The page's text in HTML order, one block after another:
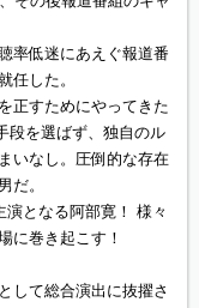
率低迷にあえぐ報道番
任した。
正すためにやってきた
段を選ばず、独自のル
いなし。圧倒的な存在
だ。
となる阿部寛！ 様々
に巻き起こす！
して総合演出に抜擢さ